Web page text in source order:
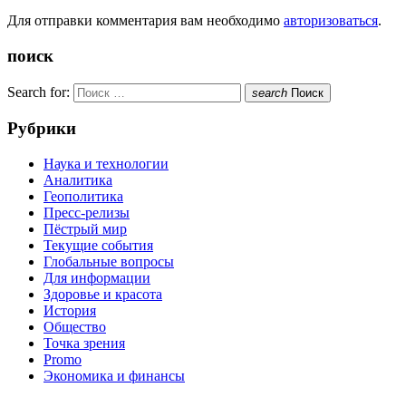
Для отправки комментария вам необходимо авторизоваться.
поиск
Search for: search Поиск
Рубрики
Наука и технологии
Аналитика
Геополитика
Пресс-релизы
Пёстрый мир
Текущие события
Глобальные вопросы
Для информации
Здоровье и красота
История
Общество
Точка зрения
Promo
Экономика и финансы